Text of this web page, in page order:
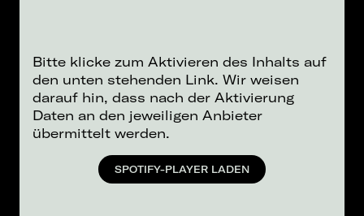
Bitte klicke zum Aktivieren des Inhalts auf
den unten stehenden Link. Wir weisen
darauf hin, dass nach der Aktivierung
Daten an den jeweiligen Anbieter
übermittelt werden.
SPOTIFY-PLAYER LADEN